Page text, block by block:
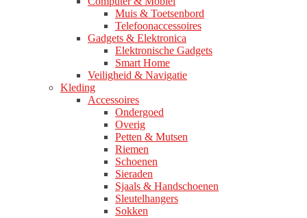
Muis & Toetsenbord
Telefoonaccessoires
Gadgets & Elektronica
Elektronische Gadgets
Smart Home
Veiligheid & Navigatie
Kleding
Accessoires
Ondergoed
Overig
Petten & Mutsen
Riemen
Schoenen
Sieraden
Sjaals & Handschoenen
Sleutelhangers
Sokken